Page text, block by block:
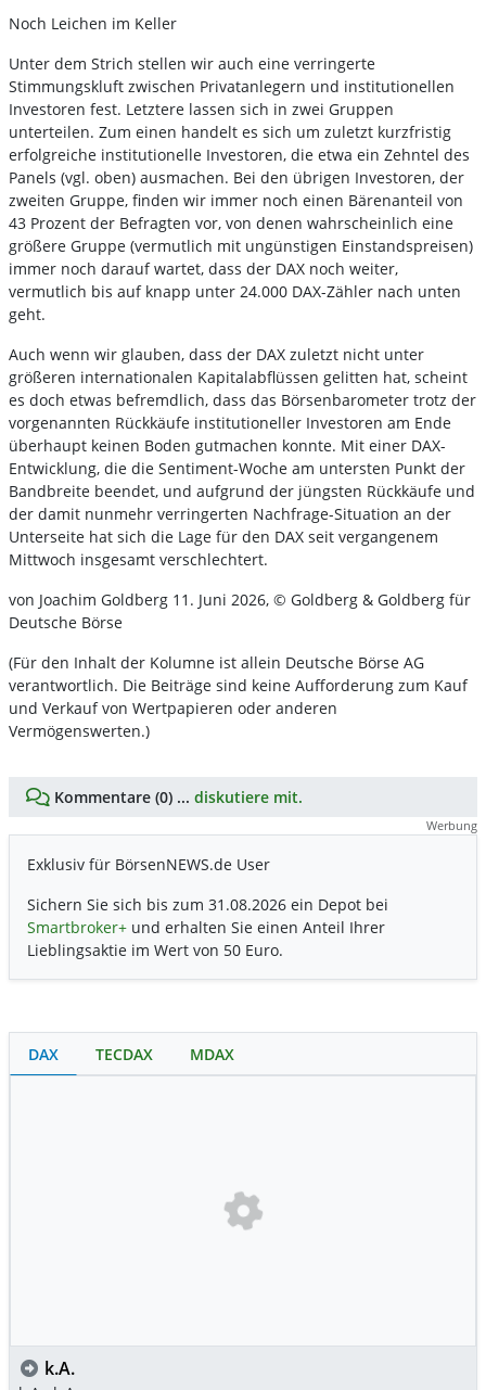
Noch Leichen im Keller
Unter dem Strich stellen wir auch eine verringerte
Stimmungskluft zwischen Privatanlegern und institutionellen
Investoren fest. Letztere lassen sich in zwei Gruppen
unterteilen. Zum einen handelt es sich um zuletzt kurzfristig
erfolgreiche institutionelle Investoren, die etwa ein Zehntel des
Panels (vgl. oben) ausmachen. Bei den übrigen Investoren, der
zweiten Gruppe, finden wir immer noch einen Bärenanteil von
43 Prozent der Befragten vor, von denen wahrscheinlich eine
größere Gruppe (vermutlich mit ungünstigen Einstandspreisen)
immer noch darauf wartet, dass der DAX noch weiter,
vermutlich bis auf knapp unter 24.000 DAX-Zähler nach unten
geht.
Auch wenn wir glauben, dass der DAX zuletzt nicht unter
größeren internationalen Kapitalabflüssen gelitten hat, scheint
es doch etwas befremdlich, dass das Börsenbarometer trotz der
vorgenannten Rückkäufe institutioneller Investoren am Ende
überhaupt keinen Boden gutmachen konnte. Mit einer DAX-
Entwicklung, die die Sentiment-Woche am untersten Punkt der
Bandbreite beendet, und aufgrund der jüngsten Rückkäufe und
der damit nunmehr verringerten Nachfrage-Situation an der
Unterseite hat sich die Lage für den DAX seit vergangenem
Mittwoch insgesamt verschlechtert.
von Joachim Goldberg 11. Juni 2026, © Goldberg & Goldberg für
Deutsche Börse
(Für den Inhalt der Kolumne ist allein Deutsche Börse AG
verantwortlich. Die Beiträge sind keine Aufforderung zum Kauf
und Verkauf von Wertpapieren oder anderen
Vermögenswerten.)
Kommentare (0) ... diskutiere mit.
Werbung
Exklusiv für BörsenNEWS.de User
Sichern Sie sich bis zum 31.08.2026 ein Depot bei
Smartbroker+ und erhalten Sie einen Anteil Ihrer
Lieblingsaktie im Wert von 50 Euro.
DAX TECDAX MDAX
k.A.